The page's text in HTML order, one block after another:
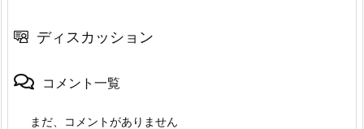
ディスカッション
コメント一覧
まだ、コメントがありません